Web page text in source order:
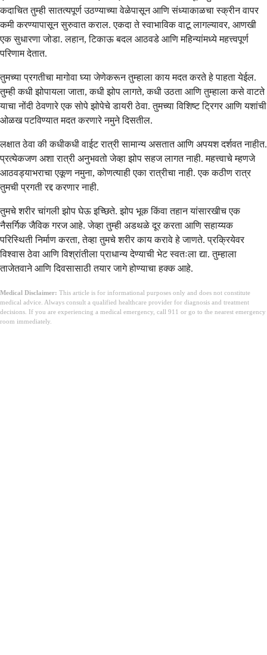
कदाचित तुम्ही सातत्यपूर्ण उठण्याच्या वेळेपासून आणि संध्याकाळचा स्क्रीन वापर
कमी करण्यापासून सुरुवात कराल. एकदा ते स्वाभाविक वाटू लागल्यावर, आणखी
एक सुधारणा जोडा. लहान, टिकाऊ बदल आठवडे आणि महिन्यांमध्ये महत्त्वपूर्ण
परिणाम देतात.
तुमच्या प्रगतीचा मागोवा घ्या जेणेकरून तुम्हाला काय मदत करते हे पाहता येईल.
तुम्ही कधी झोपायला जाता, कधी झोप लागते, कधी उठता आणि तुम्हाला कसे वाटते
याचा नोंदी ठेवणारे एक सोपे झोपेचे डायरी ठेवा. तुमच्या विशिष्ट ट्रिगर आणि यशांची
ओळख पटविण्यात मदत करणारे नमुने दिसतील.
लक्षात ठेवा की कधीकधी वाईट रात्री सामान्य असतात आणि अपयश दर्शवत नाहीत.
प्रत्येकजण अशा रात्री अनुभवतो जेव्हा झोप सहज लागत नाही. महत्त्वाचे म्हणजे
आठवड्याभराचा एकूण नमुना, कोणत्याही एका रात्रीचा नाही. एक कठीण रात्र
तुमची प्रगती रद्द करणार नाही.
तुमचे शरीर चांगली झोप घेऊ इच्छिते. झोप भूक किंवा तहान यांसारखीच एक
नैसर्गिक जैविक गरज आहे. जेव्हा तुम्ही अडथळे दूर करता आणि सहाय्यक
परिस्थिती निर्माण करता, तेव्हा तुमचे शरीर काय करावे हे जाणते. प्रक्रियेवर
विश्वास ठेवा आणि विश्रांतीला प्राधान्य देण्याची भेट स्वतःला द्या. तुम्हाला
ताजेतवाने आणि दिवसासाठी तयार जागे होण्याचा हक्क आहे.
Medical Disclaimer: This article is for informational purposes only and does not constitute
medical advice. Always consult a qualified healthcare provider for diagnosis and treatment
decisions. If you are experiencing a medical emergency, call 911 or go to the nearest emergency
room immediately.